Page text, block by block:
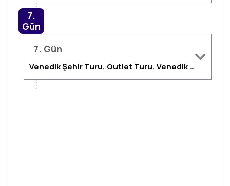
7.
Gün
7. Gün
Venedik Şehir Turu, Outlet Turu, Venedik Havalimanı Transfer, Aktarmasız Direkt Uçuş ile İzmir